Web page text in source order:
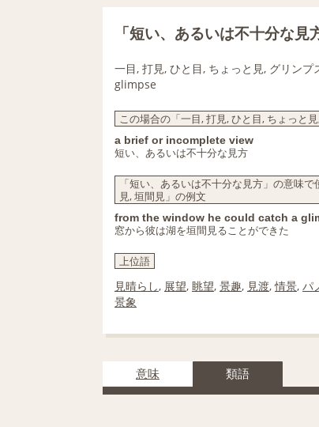
「短い、あるいは不十分な
一目, 打見, ひと目, ちょっと見, グリン
glimpse
この場合の「一目, 打見, ひと目, ちょっと
a brief or incomplete view
短い、あるいは不十分な見方
「短い、あるいは不十分な見方」の意味
見, 垣間見」の例文
from the window he could catch a
窓から彼は湖を垣間見ることができた
上位語
見晴らし, 展望, 眺望, 景趣, 見渡,情景, パ
景象
意味 類語